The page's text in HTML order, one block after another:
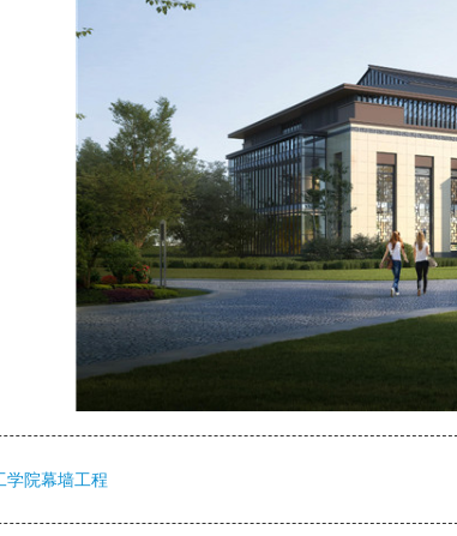
学院幕墙工程